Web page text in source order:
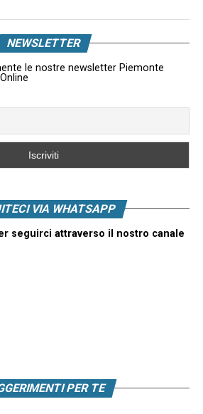
NEWSLETTER
le nostre newsletter Piemonte
VIA WHATSAPP
seguirci attraverso il nostro canale
PER TE